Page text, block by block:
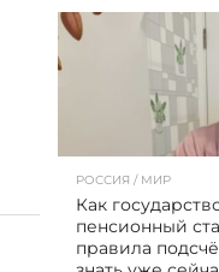
РОССИЯ / МИР
Как
пенсионный
правила